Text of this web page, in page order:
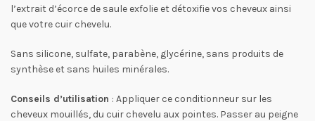
l’extrait d’écorce de saule exfolie et détoxifie vos cheveux ainsi
que votre cuir chevelu.
Sans silicone, sulfate, parabène, glycérine, sans produits de
synthèse et sans huiles minérales.
Conseils d’utilisation : Appliquer ce conditionneur sur les
cheveux mouillés, du cuir chevelu aux pointes. Passer au peigne